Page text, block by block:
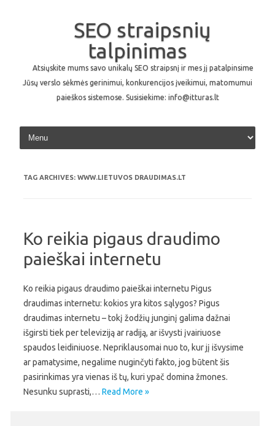
SEO straipsnių
talpinimas
Atsiųskite mums savo unikalų SEO straipsnį ir mes jį patalpinsime
Jūsų verslo sėkmės gerinimui, konkurencijos įveikimui, matomumui
paieškos sistemose. Susisiekime: info@itturas.lt
Skip to content
TAG ARCHIVES: WWW.LIETUVOS DRAUDIMAS.LT
Ko reikia pigaus draudimo
paieškai internetu
Ko reikia pigaus draudimo paieškai internetu Pigus
draudimas internetu: kokios yra kitos sąlygos? Pigus
draudimas internetu – tokį žodžių junginį galima dažnai
išgirsti tiek per televiziją ar radiją, ar išvysti įvairiuose
spaudos leidiniuose. Nepriklausomai nuo to, kur jį išvysime
ar pamatysime, negalime nuginčyti fakto, jog būtent šis
pasirinkimas yra vienas iš tų, kuri ypač domina žmones.
Nesunku suprasti,… Read More »